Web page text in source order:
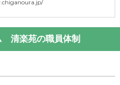
清楽苑の職員体制